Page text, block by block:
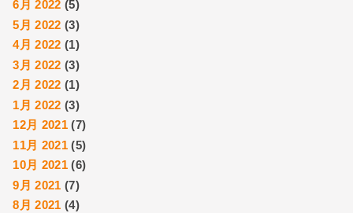
6月 2022 (5)
5月 2022 (3)
4月 2022 (1)
3月 2022 (3)
2月 2022 (1)
1月 2022 (3)
12月 2021 (7)
11月 2021 (5)
10月 2021 (6)
9月 2021 (7)
8月 2021 (4)